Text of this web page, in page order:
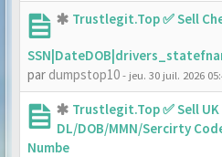
Trustlegit.Top ✅ Sell
par dumpstop10- jeu. 30 juil. 2026
Trustlegit.Top ✅ Sell UK
DL/DOB/MMN/Sercirty
Numbe